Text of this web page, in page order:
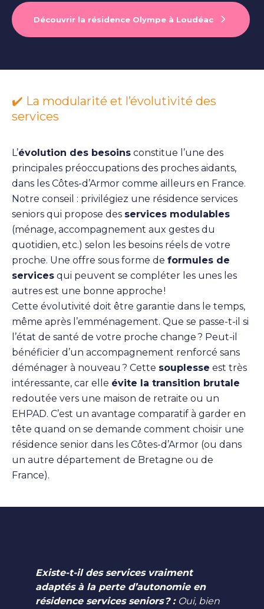
Découvrir la résidence Olympe à Loudéac
✔️ La modularité et l’évolutivité des
services
L’évolution des besoins constitue l’une des
principales préoccupations des proches aidants,
dans les Côtes-d’Armor comme ailleurs en France.
Notre conseil : privilégiez une résidence services
seniors qui propose des services modulables
(ménage, accompagnement aux gestes du
quotidien, etc.) selon les besoins réels de votre
proche. Une offre sous forme de formules de
services qui peuvent se compléter les unes les
autres est une bonne approche !
Cette évolutivité doit être garantie dans le temps,
même après l’emménagement. Que se passe-t-il si
l’état de santé de votre proche change ? Peut-il
bénéficier d’un accompagnement renforcé sans
déménager à nouveau ? Cette souplesse est très
intéressante, car elle évite la transition brutale
redoutée vers une maison de retraite ou un
EHPAD. C’est un avantage comparatif à garder en
tête quand on se demande comment choisir une
résidence senior dans les Côtes-d’Armor (ou dans
un autre département de Bretagne ou de
France).
Existe-t-il des services vraiment
adaptés à la perte d’autonomie en
résidence services seniors ? : Oui, bien